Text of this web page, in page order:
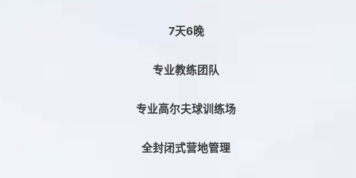
7天6晚
专业教练团队
专业高尔夫球训练场
全封闭式营地管理